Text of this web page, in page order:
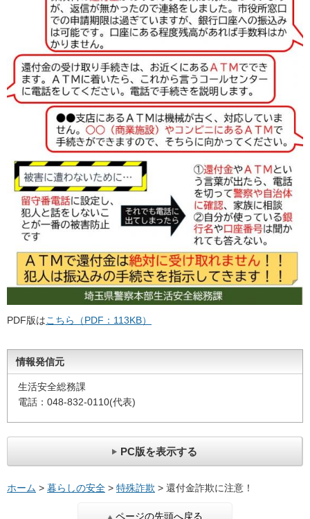
PDF版はこちら（PDF：113KB）
情報発信元
生活安全総務課
電話：048-832-0110(代表)
PC版を表示する
ホーム > 暮らしの安全 > 特殊詐欺 > 還付金詐欺に注意！
ページの先頭へ戻る